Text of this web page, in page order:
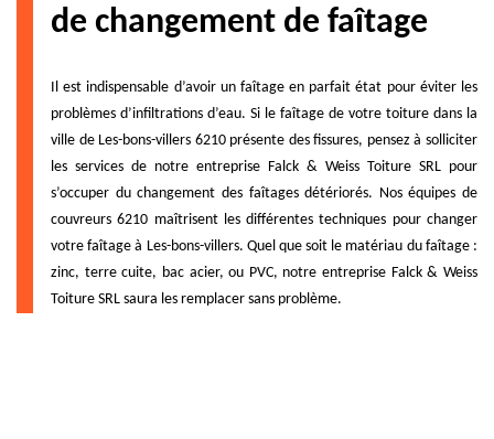
de changement de faîtage
Il est indispensable d’avoir un faîtage en parfait état pour éviter les
problèmes d’infiltrations d’eau. Si le faîtage de votre toiture dans la
ville de Les-bons-villers 6210 présente des fissures, pensez à solliciter
les services de notre entreprise Falck & Weiss Toiture SRL pour
s’occuper du changement des faîtages détériorés. Nos équipes de
couvreurs 6210 maîtrisent les différentes techniques pour changer
votre faîtage à Les-bons-villers. Quel que soit le matériau du faîtage :
zinc, terre cuite, bac acier, ou PVC, notre entreprise Falck & Weiss
Toiture SRL saura les remplacer sans problème.